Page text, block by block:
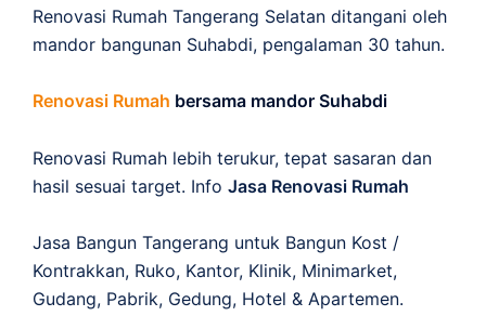
Renovasi Rumah Tangerang Selatan ditangani oleh
mandor bangunan Suhabdi, pengalaman 30 tahun.
Renovasi Rumah bersama mandor Suhabdi
Renovasi Rumah lebih terukur, tepat sasaran dan
hasil sesuai target. Info Jasa Renovasi Rumah
Jasa Bangun Tangerang untuk Bangun Kost /
Kontrakkan, Ruko, Kantor, Klinik, Minimarket,
Gudang, Pabrik, Gedung, Hotel & Apartemen.